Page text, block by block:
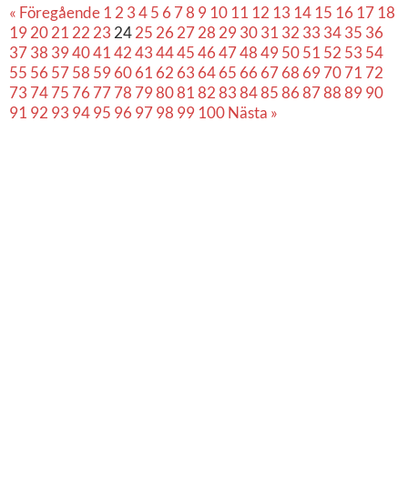
« Föregående 1 2 345 6 78 9 10 11 12 13 14 15 16 17 18
19 2021 22 23 2425 26 2728 29 3031 32 33 3435 36
3738 3940414243444546474849 5051 52 53 54
55 56 5758 59 6061 62 63 6465 66 6768 69 7071 72
73 7475 76 7778 7980818283848586878889 90
91 92 93 9495 96 9798 99 100Nästa »